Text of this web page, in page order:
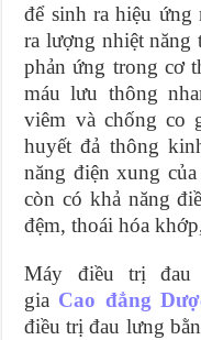
để sinh ra hiệu ứng
ra lượng nhiệt năng
phản ứng trong cơ
máu lưu thông
viêm và chống co
huyết đả thông
năng điện xung
còn có khả năng
đệm, thoái hóa
Máy điều trị đau
gia Cao đẳng
điều trị đau lưng